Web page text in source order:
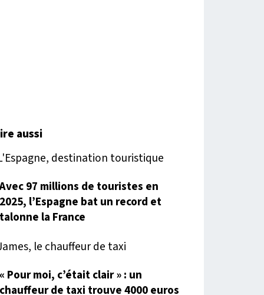
aussi
Avec 97 millions de touristes en
2025, l’Espagne bat un record et
talonne la France
« Pour moi, c’était clair » : un
chauffeur de taxi trouve 4000 euros